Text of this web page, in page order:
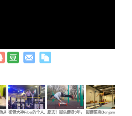
从…街健大神Fibo的个人…励志！街头健身3年，…街健菜鸟Benjamin的…